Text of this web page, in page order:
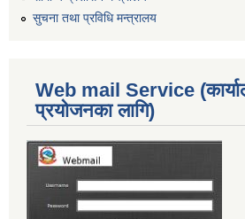
सुचना तथा प्रविधि मन्त्रालय
Web mail Service
प्रयोजनका लागि)